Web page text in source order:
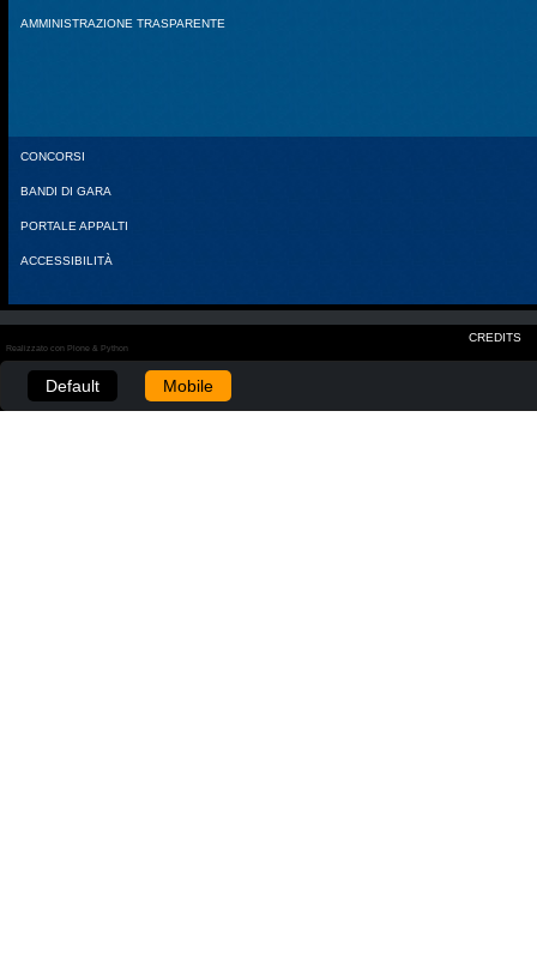
AMMINISTRAZIONE TRASPARENTE
CONCORSI
BANDI DI GARA
PORTALE APPALTI
ACCESSIBILITÀ
CREDITS
Realizzato con Plone & Python
Default Mobile